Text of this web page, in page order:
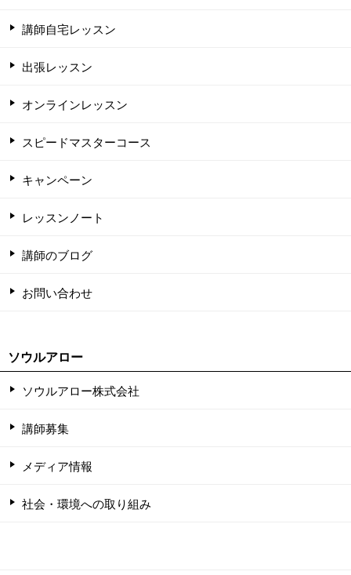
講師自宅レッスン
出張レッスン
オンラインレッスン
スピードマスターコース
キャンペーン
レッスンノート
講師のブログ
お問い合わせ
ソウルアロー
ソウルアロー株式会社
講師募集
メディア情報
社会・環境への取り組み